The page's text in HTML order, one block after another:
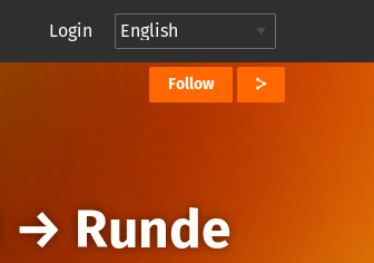
Login
Follow
→ Runde